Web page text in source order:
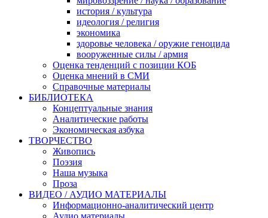
история / культура
идеология / религия
экономика
здоровье человека / оружие геноцида
вооруженные силы / армия
Оценка тенденций с позиции КОБ
Оценка мнений в СМИ
Справочные материалы
БИБЛИОТЕКА
Концептуальные знания
Аналитические работы
Экономическая азбука
ТВОРЧЕСТВО
Живопись
Поэзия
Наша музыка
Проза
ВИДЕО / АУДИО МАТЕРИАЛЫ
Информационно-аналитический центр
Аудио материалы